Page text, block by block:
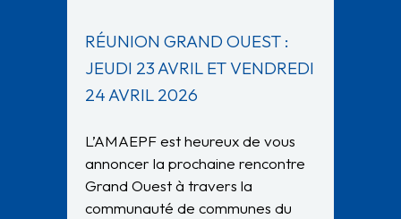
RÉUNION GRAND OUEST :
JEUDI 23 AVRIL ET VENDREDI
24 AVRIL 2026
L’AMAEPF est heureux de vous
annoncer la prochaine rencontre
Grand Ouest à travers la
communauté de communes du